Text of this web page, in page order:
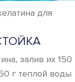
для
залив их 150
г теплой воды